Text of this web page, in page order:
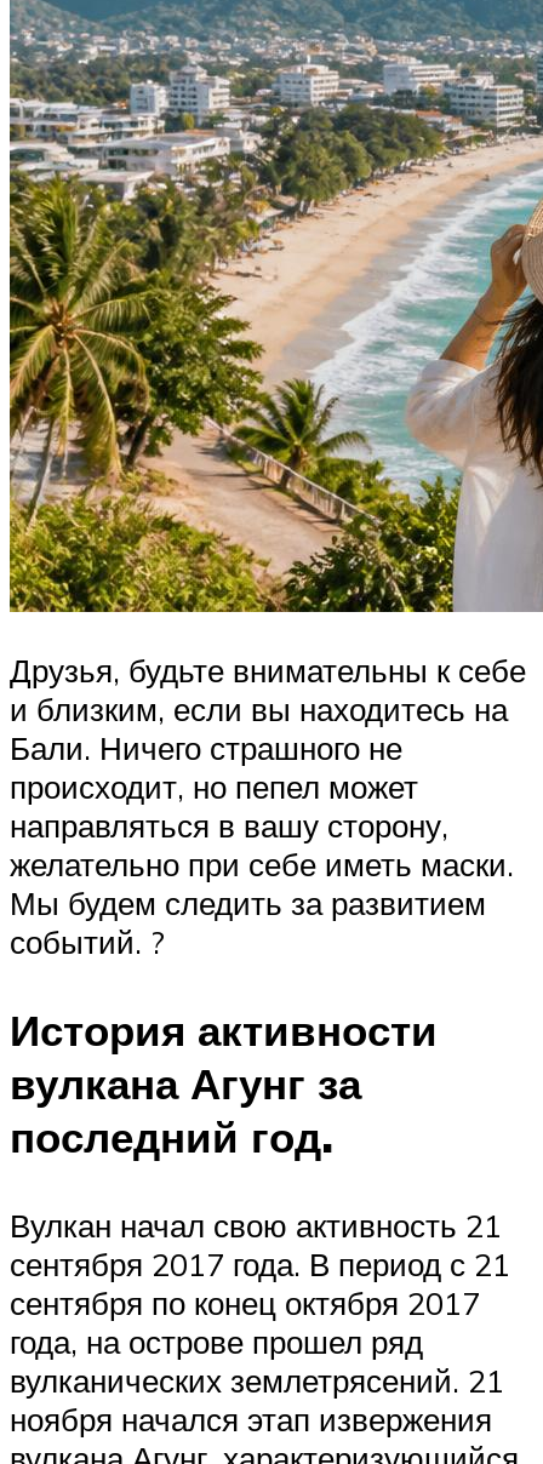
Друзья, будьте внимательны к себе
и близким, если вы находитесь на
Бали. Ничего страшного не
происходит, но пепел может
направляться в вашу сторону,
желательно при себе иметь маски.
Мы будем следить за развитием
событий. ?
История активности
вулкана Агунг за
последний год.
Вулкан начал свою активность 21
сентября 2017 года. В период с 21
сентября по конец октября 2017
года, на острове прошел ряд
вулканических землетрясений. 21
ноября начался этап извержения